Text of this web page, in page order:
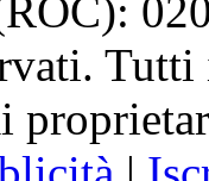
Tutti